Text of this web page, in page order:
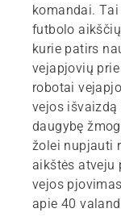
komandai.
futbolo
kurie patirs
vejapjovių
robotai
vejos išvaizdą
daugybę
žolei nupjauti
aikštės atveju
vejos
apie 40